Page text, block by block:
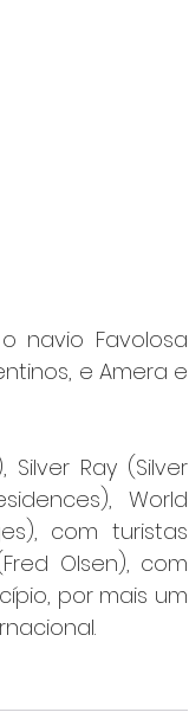
navio Favolosa
e Amera e
Ray (Silver
World
com turistas
Olsen), com
por mais um